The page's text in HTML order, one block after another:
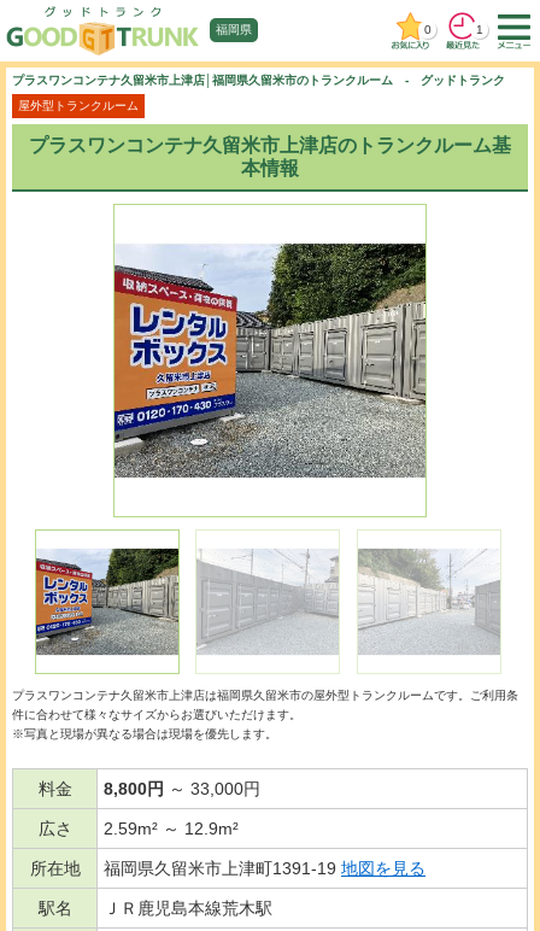
福岡県 0 1
プラスワンコンテナ久留米市上津店│福岡県久留米市のトランクルーム - グッドトランク
屋外型トランクルーム
プラスワンコンテナ久留米市上津店のトランクルーム基
本情報
プラスワンコンテナ久留米市上津店は福岡県久留米市の屋外型トランクルームです。ご利用条
件に合わせて様々なサイズからお選びいただけます。
※写真と現場が異なる場合は現場を優先します。
料金 8,800円 ～ 33,000円
広さ 2.59m² ～ 12.9m²
所在地 福岡県久留米市上津町1391-19 地図を見る
駅名
ＪＲ鹿児島本線荒木駅